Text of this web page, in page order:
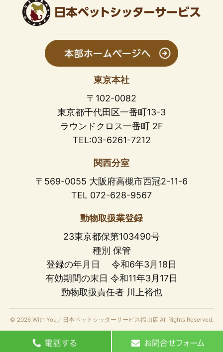
東京本社
〒102-0082
東京都千代田区一番町13-3
ラウンドクロス一番町 2F
TEL:03-6261-7212
関西分室
〒569-0055 大阪府高槻市西冠2-11-6
TEL 072-628-9567
動物取扱業登録
23東京都保第103490号
種別 保管
登録の年月日 令和6年3月18日
有効期間の末日 令和11年3月17日
動物取扱責任者 川上裕也
© 2026 With You／日本ペットシッターサービス福山店 All Rights Reserved.